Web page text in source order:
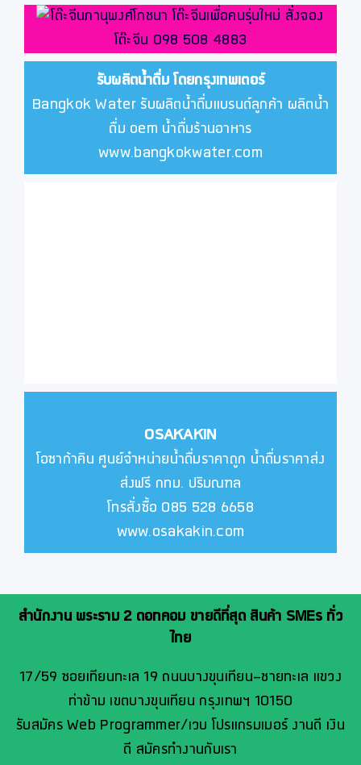
รับผลิตน้ำดื่ม โดยกรุงเทพเตอร์
Bangkok Water รับผลิตน้ำดื่มแบรนด์ลูกค้า ผลิตน้ำ
ดื่ม oem น้ำดื่มร้านอาหาร
www.bangkokwater.com
OSAKAKIN
โอซาก้าคิน ศูนย์จำหน่ายน้ำดื่มราคาถูก น้ำดื่มราคาส่ง
ส่งฟรี กทม. ปริมณฑล
โทรสั่งซื้อ 085 528 6658
www.osakakin.com
สำนักงาน พระราม 2 ดอทคอม ขายดีที่สุด สินค้า SMEs ทั่ว
ไทย
17/59 ซอยเทียนทะเล 19 ถนนบางขุนเทียน-ชายทะเล แขวง
ท่าข้าม เขตบางขุนเทียน กรุงเทพฯ 10150
รับสมัคร Web Programmer/เวบ โปรแกรมเมอร์ งานดี เงิน
ดี สมัครทำงานกับเรา